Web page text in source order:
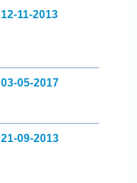
12-11-2013
03-05-2017
21-09-2013